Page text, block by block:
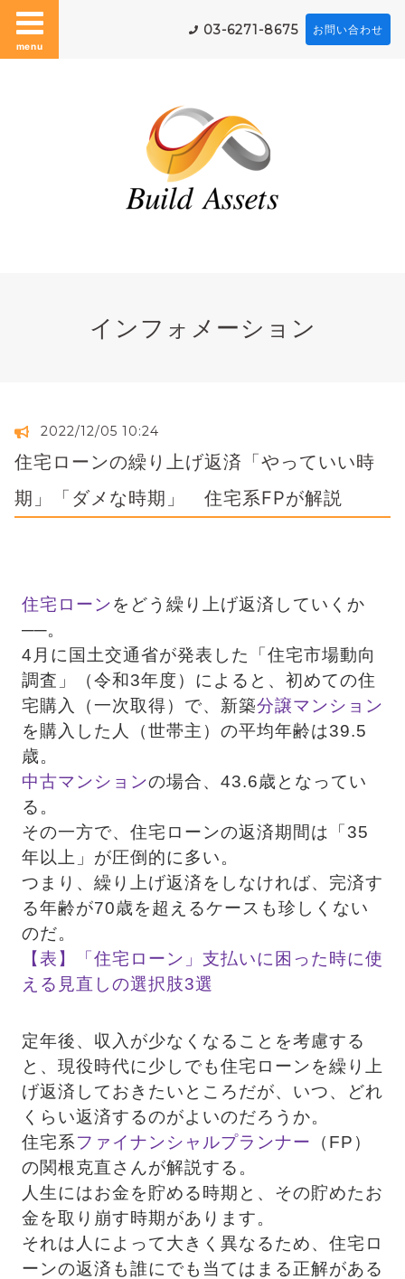
menu
03-6271-8675 お問い合わせ
インフォメーション
2022/12/05 10:24
住宅ローンの繰り上げ返済「やっていい時
期」「ダメな時期」 住宅系FPが解説
住宅ローンをどう繰り上げ返済していくか
──。
4月に国土交通省が発表した「住宅市場動向
調査」（令和3年度）によると、初めての住
宅購入（一次取得）で、新築分譲マンション
を購入した人（世帯主）の平均年齢は39.5
歳。
中古マンションの場合、43.6歳となってい
る。
その一方で、住宅ローンの返済期間は「35
年以上」が圧倒的に多い。
つまり、繰り上げ返済をしなければ、完済す
る年齢が70歳を超えるケースも珍しくない
のだ。
【表】「住宅ローン」支払いに困った時に使
える見直しの選択肢3選
定年後、収入が少なくなることを考慮する
と、現役時代に少しでも住宅ローンを繰り上
げ返済しておきたいところだが、いつ、どれ
くらい返済するのがよいのだろうか。
住宅系ファイナンシャルプランナー （FP）
の関根克直さんが解説する。
人生にはお金を貯める時期と、その貯めたお
金を取り崩す時期があります。
それは人によって大きく異なるため、住宅ロ
ーンの返済も誰にでも当てはまる正解がある